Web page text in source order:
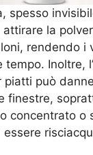
spesso
la
rendendo i
tempo. Inoltre,
piatti può
finestre,
concentrato o